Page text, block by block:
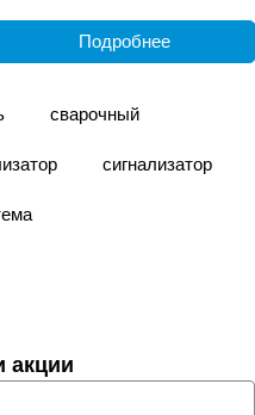
переноснойПодробнее
сварочный
сигнализатор
акции